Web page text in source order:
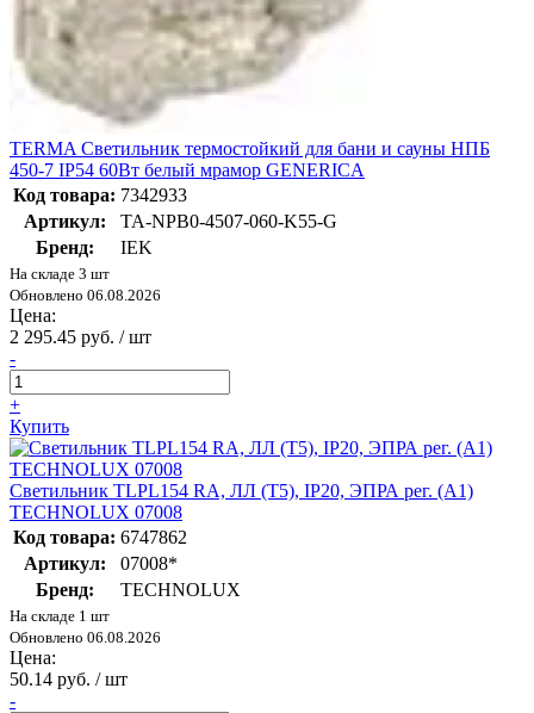
TERMA Светильник термостойкий для бани и сауны НПБ
450-7 IP54 60Вт белый мрамор GENERICA
Код товара: 7342933
Артикул:
TA-NPB0-4507-060-K55-G
Бренд:
IEK
На складе 3 шт
Обновлено 06.08.2026
Цена:
2 295.45 руб. / шт
-
+
Купить
Светильник TLPL154 RA, ЛЛ (T5), IP20, ЭПРА рег. (A1)
TECHNOLUX 07008
Код товара: 6747862
Артикул:
07008*
Бренд:
TECHNOLUX
На складе 1 шт
Обновлено 06.08.2026
Цена:
50.14 руб. / шт
-